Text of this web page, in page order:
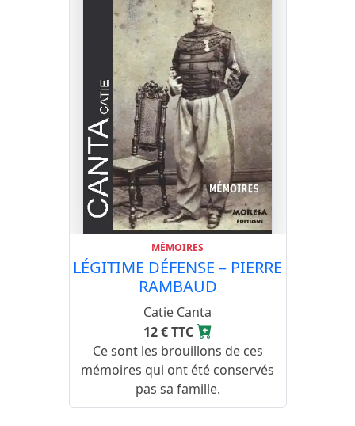
MÉMOIRES
LÉGITIME DÉFENSE – PIERRE
RAMBAUD
Catie Canta
12 € TTC
Ce sont les brouillons de ces
mémoires qui ont été conservés
pas sa famille.